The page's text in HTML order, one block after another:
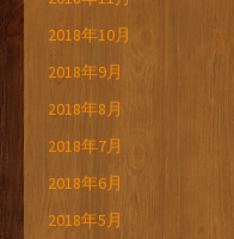
2018年10月
2018年9月
2018年8月
2018年7月
2018年6月
2018年5月